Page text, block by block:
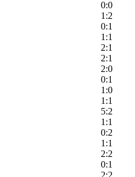
0:0
1:2
0:1
1:1
2:1
2:1
2:0
0:1
1:0
1:1
5:2
1:1
0:2
1:1
2:2
0:1